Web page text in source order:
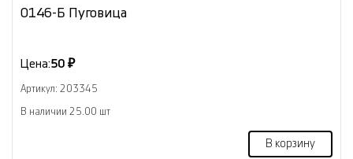
0146-Б Пуговица
Цена:50 ₽
Артикул: 203345
В наличии 25.00 шт
В корзину